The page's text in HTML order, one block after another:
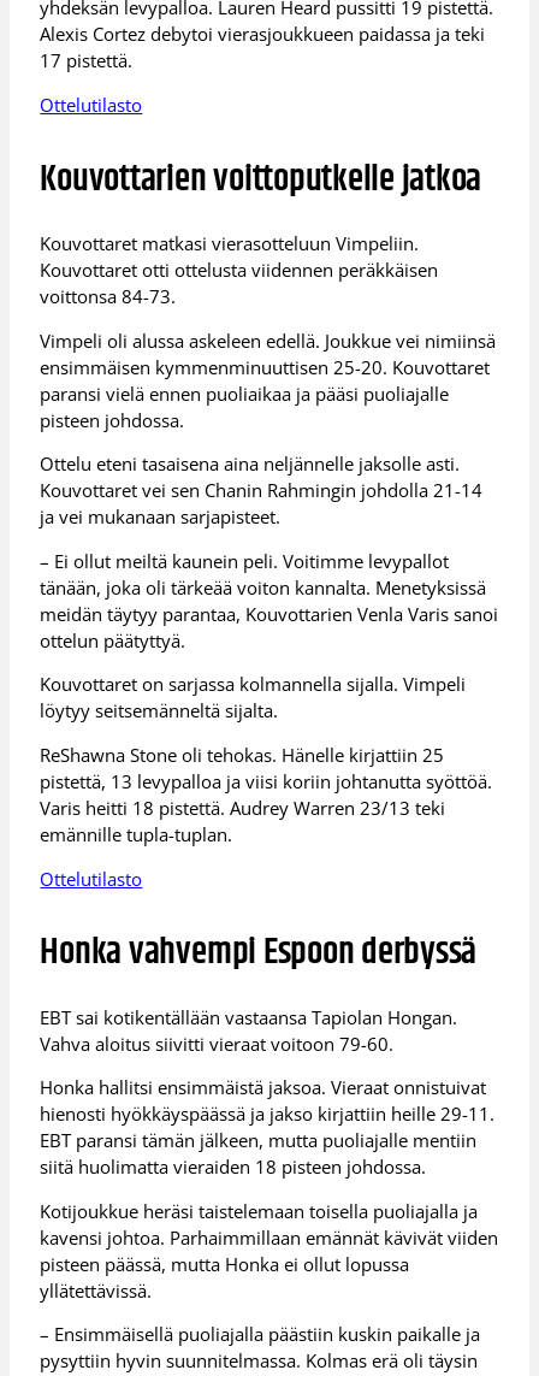
yhdeksän levypalloa. Lauren Heard pussitti 19 pistettä.
Alexis Cortez debytoi vierasjoukkueen paidassa ja teki
17 pistettä.
Ottelutilasto
Kouvottarien voittoputkelle jatkoa
Kouvottaret matkasi vierasotteluun Vimpeliin.
Kouvottaret otti ottelusta viidennen peräkkäisen
voittonsa 84-73.
Vimpeli oli alussa askeleen edellä. Joukkue vei nimiinsä
ensimmäisen kymmenminuuttisen 25-20. Kouvottaret
paransi vielä ennen puoliaikaa ja pääsi puoliajalle
pisteen johdossa.
Ottelu eteni tasaisena aina neljännelle jaksolle asti.
Kouvottaret vei sen Chanin Rahmingin johdolla 21-14
ja vei mukanaan sarjapisteet.
– Ei ollut meiltä kaunein peli. Voitimme levypallot
tänään, joka oli tärkeää voiton kannalta. Menetyksissä
meidän täytyy parantaa, Kouvottarien Venla Varis sanoi
ottelun päätyttyä.
Kouvottaret on sarjassa kolmannella sijalla. Vimpeli
löytyy seitsemänneltä sijalta.
ReShawna Stone oli tehokas. Hänelle kirjattiin 25
pistettä, 13 levypalloa ja viisi koriin johtanutta syöttöä.
Varis heitti 18 pistettä. Audrey Warren 23/13 teki
emännille tupla-tuplan.
Ottelutilasto
Honka vahvempi Espoon derbyssä
EBT sai kotikentällään vastaansa Tapiolan Hongan.
Vahva aloitus siivitti vieraat voitoon 79-60.
Honka hallitsi ensimmäistä jaksoa. Vieraat onnistuivat
hienosti hyökkäyspäässä ja jakso kirjattiin heille 29-11.
EBT paransi tämän jälkeen, mutta puoliajalle mentiin
siitä huolimatta vieraiden 18 pisteen johdossa.
Kotijoukkue heräsi taistelemaan toisella puoliajalla ja
kavensi johtoa. Parhaimmillaan emännät kävivät viiden
pisteen päässä, mutta Honka ei ollut lopussa
yllätettävissä.
– Ensimmäisellä puoliajalla päästiin kuskin paikalle ja
pysyttiin hyvin suunnitelmassa. Kolmas erä oli täysin